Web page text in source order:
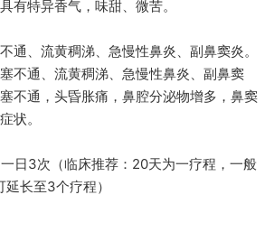
有特异香气，味甜、微苦。
通、流黄稠涕、急慢性鼻炎、副鼻窦炎。
不通、流黄稠涕、急慢性鼻炎、副鼻窦
不通，头昏胀痛，鼻腔分泌物增多，鼻窦
状。
日3次（临床推荐：20天为一疗程，一般
长至3个疗程）